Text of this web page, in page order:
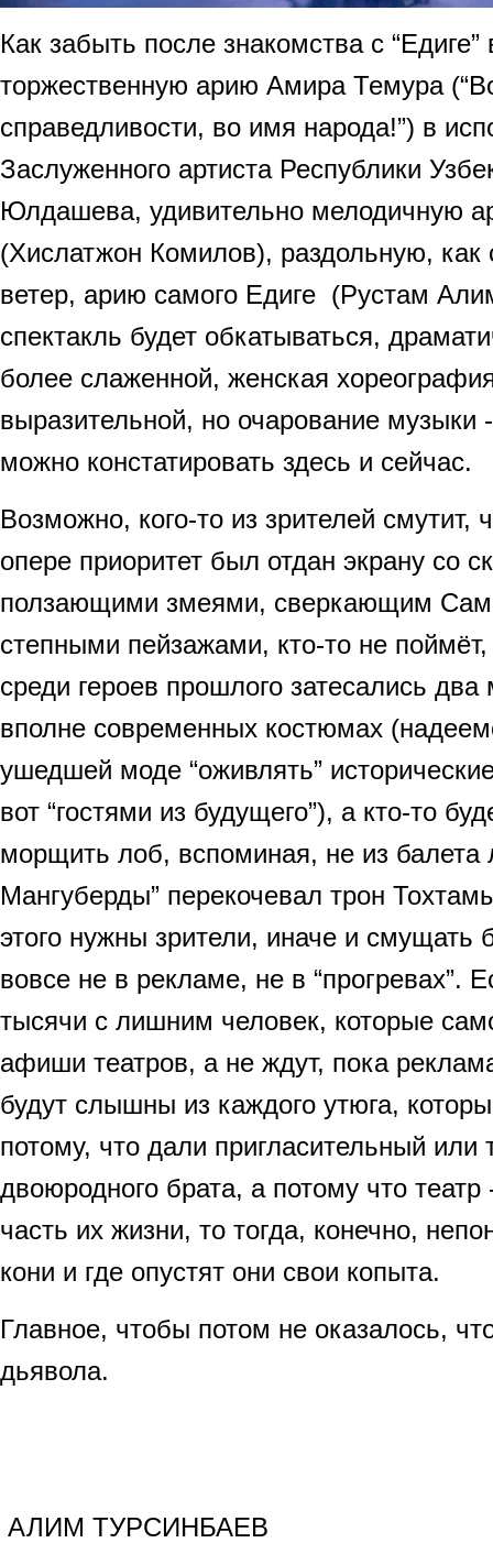
Как забыть после знакомства с
торжественную арию Амира Темура
справедливости, во имя народа!”) в
Заслуженного артиста Республики
Юлдашева, удивительно мелодичную
(Хислатжон Комилов), раздольную, как
ветер, арию самого Едиге (Рустам
спектакль будет обкатываться,
более слаженной, женская
выразительной, но очарование музыки
можно констатировать здесь и сейчас.
Возможно, кого-то из зрителей смутит,
опере приоритет был отдан экрану со
ползающими змеями, сверкающим
степными пейзажами, кто-то не
среди героев прошлого затесались
вполне современных костюмах
ушедшей моде “оживлять”
вот “гостями из будущего”), а кто-то
морщить лоб, вспоминая, не из балета
Мангуберды” перекочевал трон
этого нужны зрители, иначе и смущать
вовсе не в рекламе, не в “прогревах”.
тысячи с лишним человек, которые
афиши театров, а не ждут, пока
будут слышны из каждого утюга,
потому, что дали пригласительный или
двоюродного брата, а потому что
часть их жизни, то тогда, конечно,
кони и где опустят они свои копыта.
Главное, чтобы потом не оказалось,
дьявола.
АЛИМ ТУРСИНБАЕВ